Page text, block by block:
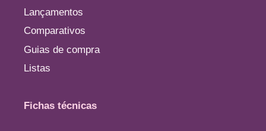
Lançamentos
Comparativos
Guias de compra
Listas
Fichas técnicas